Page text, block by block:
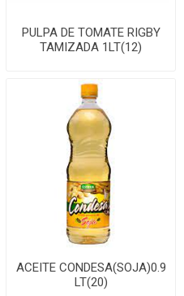
PULPA DE TOMATE RIGBY
TAMIZADA 1LT(12)
ACEITE CONDESA(SOJA)0.9
LT(20)